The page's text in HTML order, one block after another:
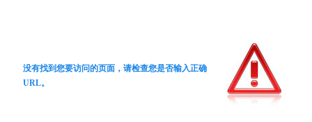
没有找到您要访问的页面，请检查您是否输入正确
URL。